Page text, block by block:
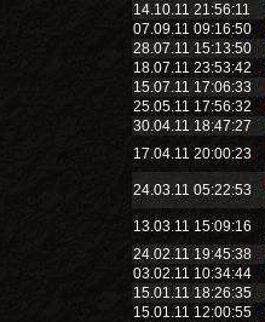
14.10.11 21:56:11
07.09.11 09:16:50
28.07.11 15:13:50
18.07.11 23:53:42
15.07.11 17:06:33
25.05.11 17:56:32
30.04.11 18:47:27
17.04.11 20:00:23
24.03.11 05:22:53
13.03.11 15:09:16
24.02.11 19:45:38
03.02.11 10:34:44
15.01.11 18:26:35
15.01.11 12:00:55